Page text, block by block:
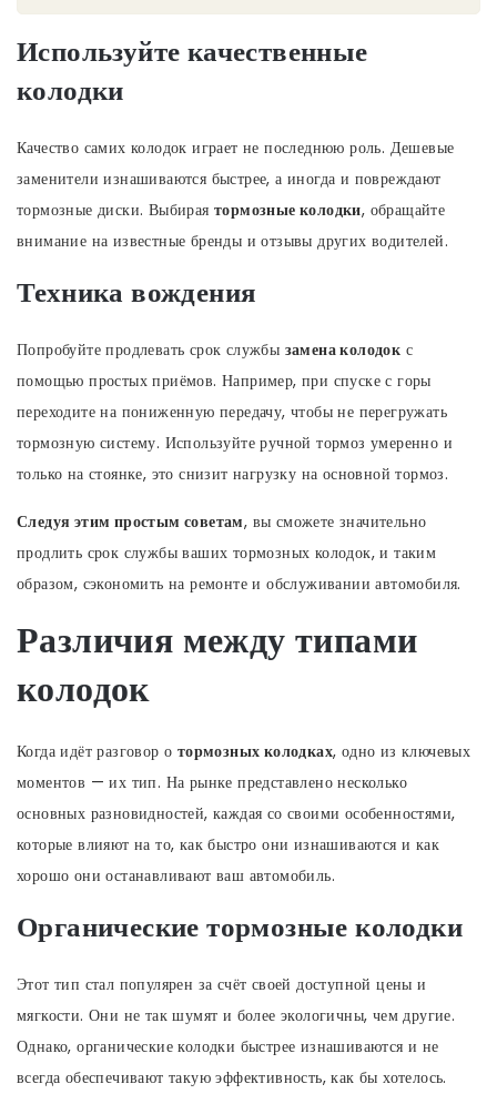
Используйте качественные
колодки
Качество самих колодок играет не последнюю роль. Дешевые
заменители изнашиваются быстрее, а иногда и повреждают
тормозные диски. Выбирая тормозные колодки, обращайте
внимание на известные бренды и отзывы других водителей.
Техника вождения
Попробуйте продлевать срок службы замена колодок с
помощью простых приёмов. Например, при спуске с горы
переходите на пониженную передачу, чтобы не перегружать
тормозную систему. Используйте ручной тормоз умеренно и
только на стоянке, это снизит нагрузку на основной тормоз.
Следуя этим простым советам, вы сможете значительно
продлить срок службы ваших тормозных колодок, и таким
образом, сэкономить на ремонте и обслуживании автомобиля.
Различия между типами
колодок
Когда идёт разговор о тормозных колодках, одно из ключевых
моментов — их тип. На рынке представлено несколько
основных разновидностей, каждая со своими особенностями,
которые влияют на то, как быстро они изнашиваются и как
хорошо они останавливают ваш автомобиль.
Органические тормозные колодки
Этот тип стал популярен за счёт своей доступной цены и
мягкости. Они не так шумят и более экологичны, чем другие.
Однако, органические колодки быстрее изнашиваются и не
всегда обеспечивают такую эффективность, как бы хотелось.